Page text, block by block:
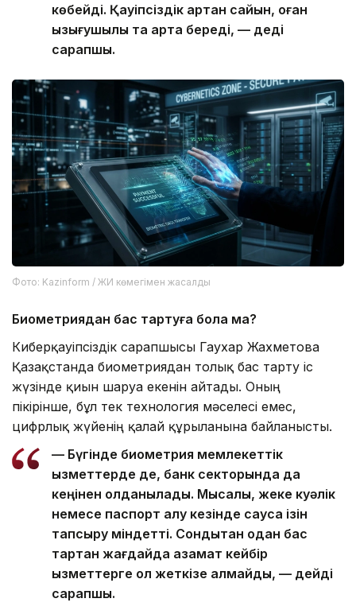
көбейді. Қауіпсіздік артқан сайын, оған
қызығушылық та арта береді, — деді
сарапшы.
Фото: Kazinform / ЖИ көмегімен жасалды
Биометриядан бас тартуға бола ма?
Киберқауіпсіздік сарапшысы Гаухар Жахметова
Қазақстанда биометриядан толық бас тарту іс
жүзінде қиын шаруа екенін айтады. Оның
пікірінше, бұл тек технология мәселесі емес,
цифрлық жүйенің қалай құрылғанына байланысты.
— Бүгінде биометрия мемлекеттік
қызметтерде де, банк секторында да
кеңінен қолданылады. Мысалы, жеке куәлік
немесе паспорт алу кезінде саусақ ізін
тапсыру міндетті. Сондықтан одан бас
тартқан жағдайда азамат кейбір
қызметтерге қол жеткізе алмайды, — дейді
сарапшы.